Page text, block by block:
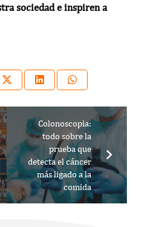
sociedad e inspiren a
Colonoscopia:
todo sobre la
prueba que
detecta el cáncer
más ligado a la
comida